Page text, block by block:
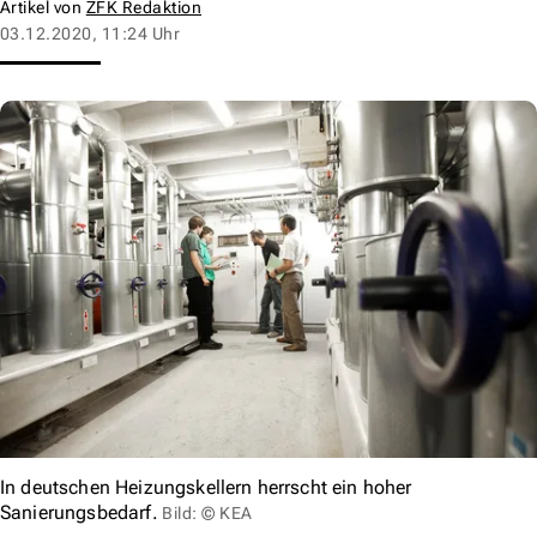
Artikel von ZFK Redaktion
03.12.2020, 11:24 Uhr
In deutschen Heizungskellern herrscht ein hoher
Sanierungsbedarf. Bild: © KEA